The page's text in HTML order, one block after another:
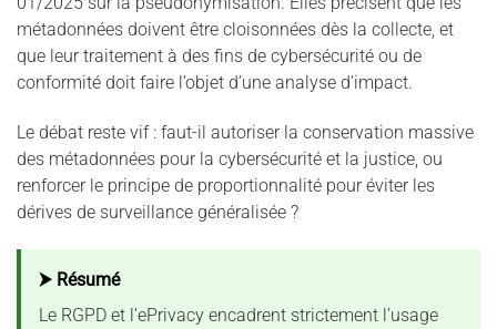
métadonnées doivent être cloisonnées dès la collecte, et
que leur traitement à des fins de cybersécurité ou de
conformité doit faire l’objet d’une analyse d’impact.
Le débat reste vif : faut-il autoriser la conservation massive
des métadonnées pour la cybersécurité et la justice, ou
renforcer le principe de proportionnalité pour éviter les
dérives de surveillance généralisée ?
⮞ Résumé
Le RGPD et l’ePrivacy encadrent strictement l’usage